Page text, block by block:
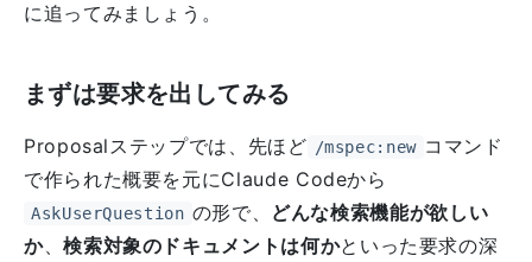
に追ってみましょう。
まずは要求を出してみる
Proposalステップでは、先ほど /mspec:new コマンド
で作られた概要を元にClaude Codeから
AskUserQuestion の形で、 どんな検索機能が欲しい
か、検索対象のドキュメントは何かといった要求の深